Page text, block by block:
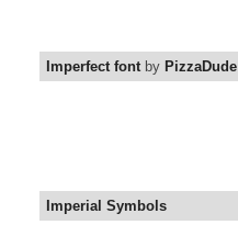
Imperfect fontby PizzaDude
Imperial Symbols